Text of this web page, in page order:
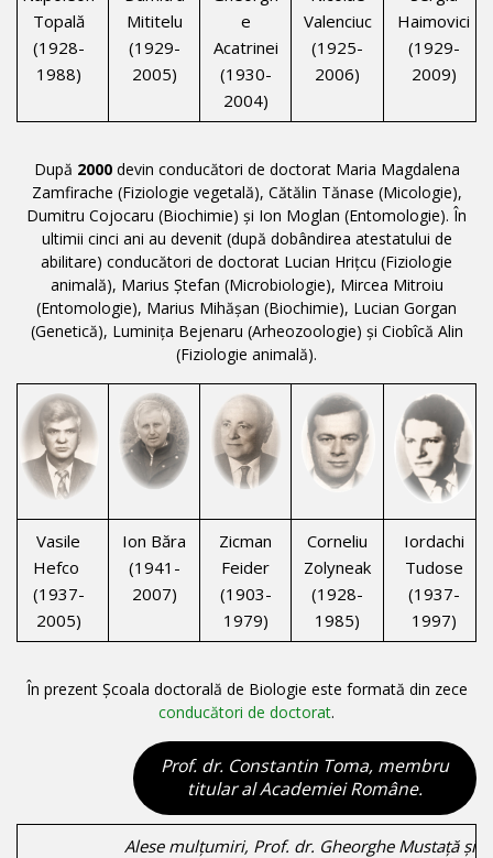
Topală
(1928-
1988)
Mititelu
(1929-
2005)
e
Acatrinei
(1930-
2004)
Valenciuc
(1925-
2006)
Haimovici
(1929-
2009)
După 2000devin conducători de doctorat Maria Magdalena
Zamfirache (Fiziologie vegetală), Cătălin Tănase (Micologie),
Dumitru Cojocaru (Biochimie) și Ion Moglan (Entomologie). În
ultimii cinci ani au devenit (după dobândirea atestatului de
abilitare) conducători de doctorat Lucian Hrițcu (Fiziologie
animală), Marius Ștefan (Microbiologie), Mircea Mitroiu
(Entomologie), Marius Mihășan (Biochimie), Lucian Gorgan
(Genetică), Luminița Bejenaru (Arheozoologie) și Ciobîcă Alin
(Fiziologie animală).
Vasile
Hefco
(1937-
2005)
Ion Băra
(1941-
2007)
Zicman
Feider
(1903-
1979)
Corneliu
Zolyneak
(1928-
1985)
Iordachi
Tudose
(1937-
1997)
În prezent Școala doctorală de Biologie este formată din zece
conducători de doctorat.
Prof. dr. Constantin Toma, membru
titular al Academiei Române.
Alese mulțumiri, Prof. dr. Gheorghe Mustață și